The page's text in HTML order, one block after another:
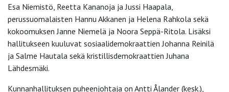
Esa Niemistö, Reetta Kananoja ja Jussi Haapala,
perussuomalaisten Hannu Akkanen ja Helena Rahkola sekä
kokoomuksen Janne Niemelä ja Noora Seppä-Ritola. Lisäksi
hallitukseen kuuluvat sosiaalidemokraattien Johanna Reinilä
ja Salme Hautala sekä kristillisdemokraattien Juhana
Lähdesmäki.
Kunnanhallituksen puheenjohtaja on Antti Ålander (kesk.),